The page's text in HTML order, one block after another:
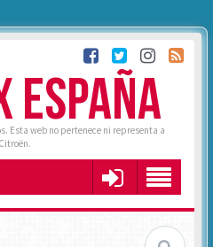
ESPAÑA
Esta web no pertenece ni representa a
Citroën.